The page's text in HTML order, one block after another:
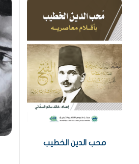
محب الدين الخطيب